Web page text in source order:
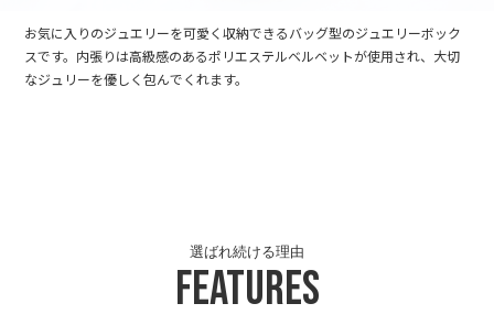
お気に入りのジュエリーを可愛く収納できるバッグ型のジュエリーボック
スです。内張りは高級感のあるポリエステルベルベットが使用され、大切
なジュリーを優しく包んでくれます。
Features
選ばれ続ける理由